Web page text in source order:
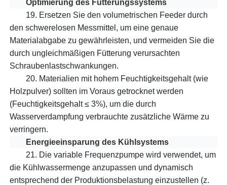
Optimierung des Fütterungssystems
19. Ersetzen Sie den volumetrischen Feeder durch
den schwerelosen Messmittel, um eine genaue
Materialabgabe zu gewährleisten, und vermeiden Sie die
durch ungleichmäßigen Fütterung verursachten
Schraubenlastschwankungen.
20. Materialien mit hohem Feuchtigkeitsgehalt (wie
Holzpulver) sollten im Voraus getrocknet werden
(Feuchtigkeitsgehalt ≤ 3%), um die durch
Wasserverdampfung verbrauchte zusätzliche Wärme zu
verringern.
Energieeinsparung des Kühlsystems
21. Die variable Frequenzpumpe wird verwendet, um
die Kühlwassermenge anzupassen und dynamisch
entsprechend der Produktionsbelastung einzustellen (z.